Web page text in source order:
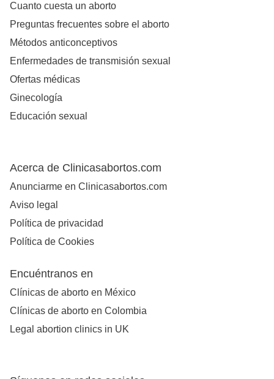
Cuanto cuesta un aborto
Preguntas frecuentes sobre el aborto
Métodos anticonceptivos
Enfermedades de transmisión sexual
Ofertas médicas
Ginecología
Educación sexual
Acerca de Clinicasabortos.com
Anunciarme en Clinicasabortos.com
Aviso legal
Política de privacidad
Política de Cookies
Encuéntranos en
Clínicas de aborto en México
Clínicas de aborto en Colombia
Legal abortion clinics in UK